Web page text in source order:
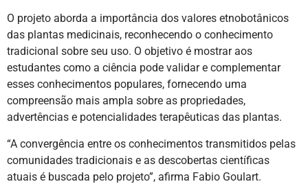
O projeto aborda a importância dos valores etnobotânicos
das plantas medicinais, reconhecendo o conhecimento
tradicional sobre seu uso. O objetivo é mostrar aos
estudantes como a ciência pode validar e complementar
esses conhecimentos populares, fornecendo uma
compreensão mais ampla sobre as propriedades,
advertências e potencialidades terapêuticas das plantas.
“A convergência entre os conhecimentos transmitidos pelas
comunidades tradicionais e as descobertas científicas
atuais é buscada pelo projeto”, afirma Fabio Goulart.